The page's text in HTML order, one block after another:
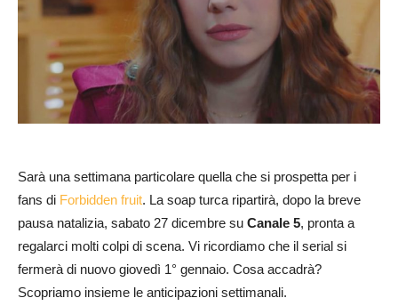
Sarà una settimana particolare quella che si prospetta per i
fans di Forbidden fruit. La soap turca ripartirà, dopo la breve
pausa natalizia, sabato 27 dicembre su Canale 5, pronta a
regalarci molti colpi di scena. Vi ricordiamo che il serial si
fermerà di nuovo giovedì 1° gennaio. Cosa accadrà?
Scopriamo insieme le anticipazioni settimanali.